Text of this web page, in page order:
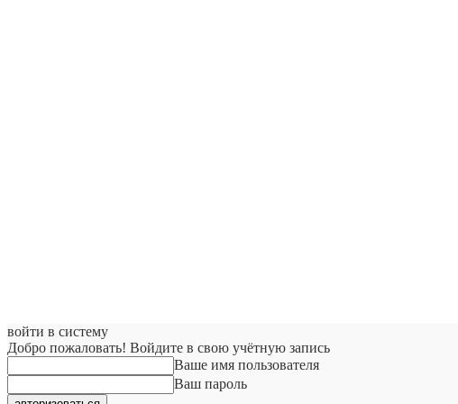
войти в систему
Добро пожаловать! Войдите в свою учётную запись
Ваше имя пользователя
Ваш пароль